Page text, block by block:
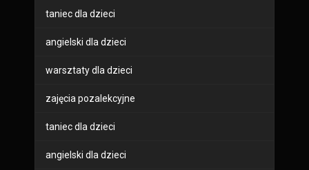
taniec dla dzieci
angielski dla dzieci
warsztaty dla dzieci
zajęcia pozalekcyjne
taniec dla dzieci
angielski dla dzieci